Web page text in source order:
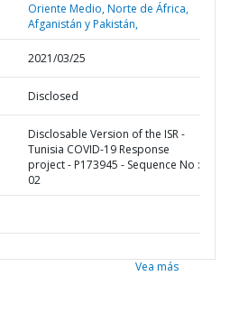
Oriente Medio, Norte de África,
Afganistán y Pakistán,
2021/03/25
Disclosed
Disclosable Version of the ISR -
Tunisia COVID-19 Response
project - P173945 - Sequence No :
02
Vea más